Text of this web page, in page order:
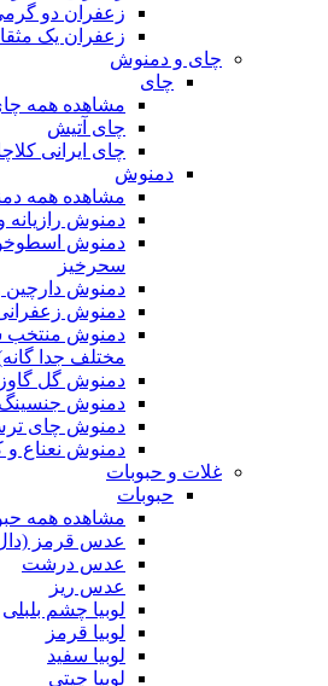
زعفران دو
زعفران یک
چای و دمنوش
چای
مشاهده همه
چای آتیش
چای ایرانی
دمنوش
مشاهده همه
دمنوش رازیانه
دمنوش
سحرخیز
دمنوش
دمنوش
دمنوش منتخب
مختلف جدا
دمنوش گل
دمنوش جنسینگ
دمنوش چای
دمنوش نعناع و
غلات و حبوبات
حبوبات
مشاهده همه
عدس قرمز
عدس درشت
عدس ریز
لوبیا چشم بلبلی
لوبیا قرمز
لوبیا سفید
لوبیا چیتی